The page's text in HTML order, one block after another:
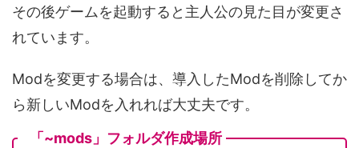
その後ゲームを起動すると主人公の見た目が変更さ
れています。
Modを変更する場合は、導入したModを削除してか
ら新しいModを入れれば大丈夫です。
「~mods」フォルダ作成場所